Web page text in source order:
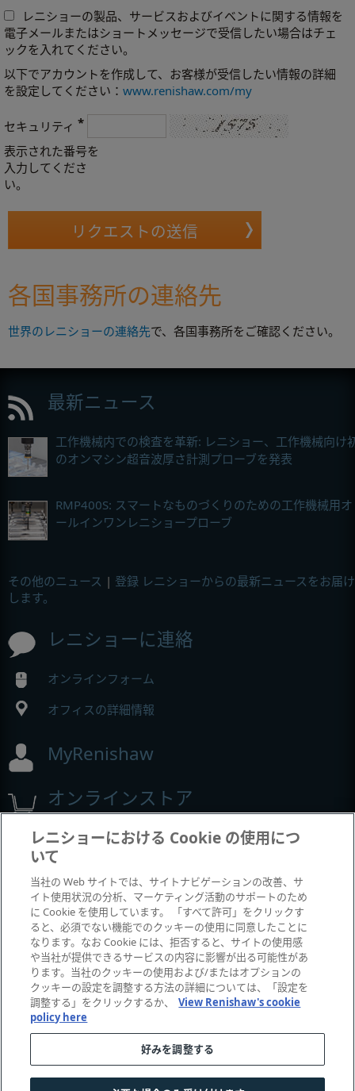
レニショーの製品、サービスおよびイベントに関する情報を
電子メールまたはショートメッセージで受信したい場合はチェ
ックを入れてください。
以下でアカウントを作成して、お客様が受信したい情報の詳細
を設定してください： www.renishaw.com/my
セキュリティ *
表示された番号を
入力してくださ
い。
各国事務所の連絡先
世界のレニショーの連絡先で、各国事務所をご確認ください。
最新ニュース
工作機械内での検査を革新: レニショー、工作機械向け
のオンマシン超音波厚さ計測プローブを発表
RMP400S: スマートなものづくりのための工作機械用オ
ールインワンレニショープローブ
その他のニュース | 登録 レニショーからの最新ニュースをお届け
します。
レニショーに連絡
オンラインフォーム
オフィスの詳細情報
MyRenishaw
オンラインストア
展示会とコンフェレンス
レニショーの出展イベント
© 2001–2026 Renishaw plc.無断転用禁止。
お問い合わせ | | ユーザー補助
レニショーにおける Cookie の使用につ
いて
当社の Web サイトでは、サイトナビゲーションの改善、サ
イト使用状況の分析、マーケティング活動のサポートのため
に Cookie を使用しています。 「すべて許可」をクリックす
ると、必須でない機能でのクッキーの使用に同意したことに
なります。なお Cookie には、拒否すると、サイトの使用感
や当社が提供できるサービスの内容に影響が出る可能性があ
ります。当社のクッキーの使用および/またはオプションの
クッキーの設定を調整する方法の詳細については、「設定を
調整する」をクリックするか、
View Renishaw's cookie
policy here
好みを調整する